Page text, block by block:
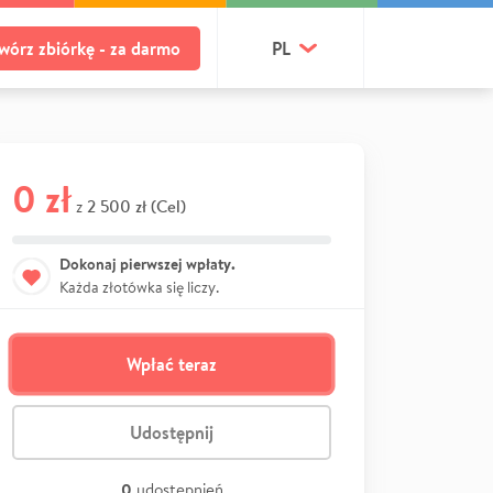
zbiórkę - za darmo PL
0 zł z 2 500 zł (Cel)
Dokonaj pierwszej wpłaty.
Każda złotówka się liczy.
Wpłać teraz
Udostępnij